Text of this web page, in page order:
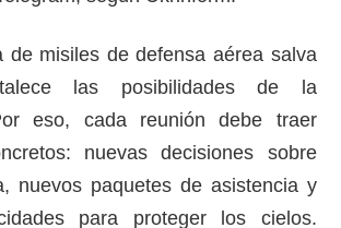
de misiles de defensa aérea salva
las posibilidades de la
eso, cada reunión debe traer
nuevas decisiones sobre
nuevos paquetes de asistencia y
para proteger los cielos.